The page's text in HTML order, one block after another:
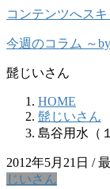
コンテンツへス
今週のコラム ～
髭じいさん
HOME
髭じいさん
島谷用水（
2012年5月21日 /
じいさん